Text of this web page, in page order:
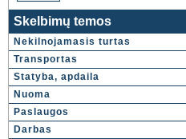
Skelbimų temos
Nekilnojamasis turtas
Transportas
Statyba, apdaila
Nuoma
Paslaugos
Darbas